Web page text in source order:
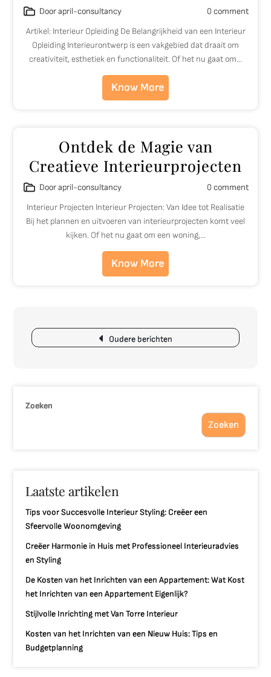
Door april-consultancy
0 comment
Artikel: Interieur Opleiding De Belangrijkheid van een Interieur
Opleiding Interieurontwerp is een vakgebied dat draait om
creativiteit, esthetiek en functionaliteit. Of het nu gaat om…
Know More
Ontdek de Magie van
Creatieve Interieurprojecten
Door april-consultancy
0 comment
Interieur Projecten Interieur Projecten: Van Idee tot Realisatie
Bij het plannen en uitvoeren van interieurprojecten komt veel
kijken. Of het nu gaat om een woning,…
Know More
Berichtnavigatie
Oudere berichten
Zoeken
Zoeken
Laatste artikelen
Tips voor Succesvolle Interieur Styling: Creëer een
Sfeervolle Woonomgeving
Creëer Harmonie in Huis met Professioneel Interieuradvies
en Styling
De Kosten van het Inrichten van een Appartement: Wat Kost
het Inrichten van een Appartement Eigenlijk?
Stijlvolle Inrichting met Van Torre Interieur
Kosten van het Inrichten van een Nieuw Huis: Tips en
Budgetplanning